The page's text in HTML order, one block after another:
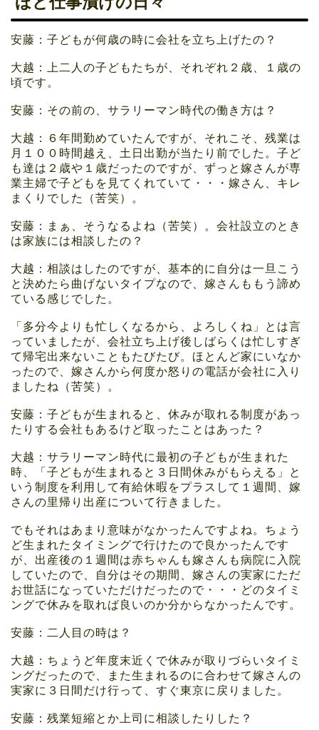
安藤：子どもが何歳の時に会社を立ち上げたの？
大越：上二人の子どもたちが、それぞれ２歳、１歳の
頃です。
安藤：その前の、サラリーマン時代の働き方は？
大越：６年間勤めていたんですが、それこそ、残業は
月１００時間越え、土日出勤が当たり前でした。子ど
も達は２歳や１歳だったのですが、ずっと嫁さんが専
業主婦で子どもを見てくれていて・・・嫁さん、キレ
まくりでした（苦笑）。
安藤：まぁ、そうなるよね（苦笑）。会社設立のとき
は家族には相談したの？
大越：相談はしたのですが、基本的に自分は一旦こう
と決めたら曲げないタイプなので、嫁さんももう諦め
ている感じでした。
「多分今よりも忙しくなるから、よろしくね」とは言
っていましたが、会社立ち上げ後しばらくは忙しすぎ
て帰宅出来ないこともたびたび。ほとんど家にいなか
ったので、嫁さんから何度か怒りの電話が会社に入り
ましたね（苦笑）。
安藤：子どもが生まれると、休みが取れる制度があっ
たりする会社もあるけど取ったことはあった？
大越：サラリーマン時代に最初の子どもが生まれた
時、「子どもが生まれると３日間休みがもらえる」と
いう制度を利用して有給休暇をプラスして１週間、嫁
さんの里帰り出産について行きました。
でもそれはあまり意味がなかったんですよね。ちょう
ど生まれたタイミングで行けたので良かったんです
が、出産後の１週間は赤ちゃんも嫁さんも病院に入院
していたので、自分はその期間、嫁さんの実家にただ
お世話になっていただけだったので・・・どのタイミ
ングで休みを取れば良いのか分からなかったんです。
安藤：二人目の時は？
大越：ちょうど年度末近くで休みが取りづらいタイミ
ングだったので、また生まれるのに合わせて嫁さんの
実家に３日間だけ行って、すぐ東京に戻りました。
安藤：残業短縮とか上司に相談したりした？